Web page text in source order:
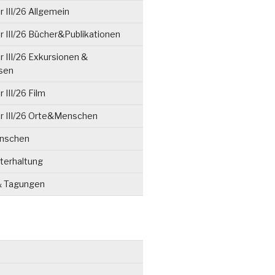
III/26 Allgemein
III/26 Bücher&Publikationen
III/26 Exkursionen &
III/26 Film
III/26 Orte&Menschen
Tagungen